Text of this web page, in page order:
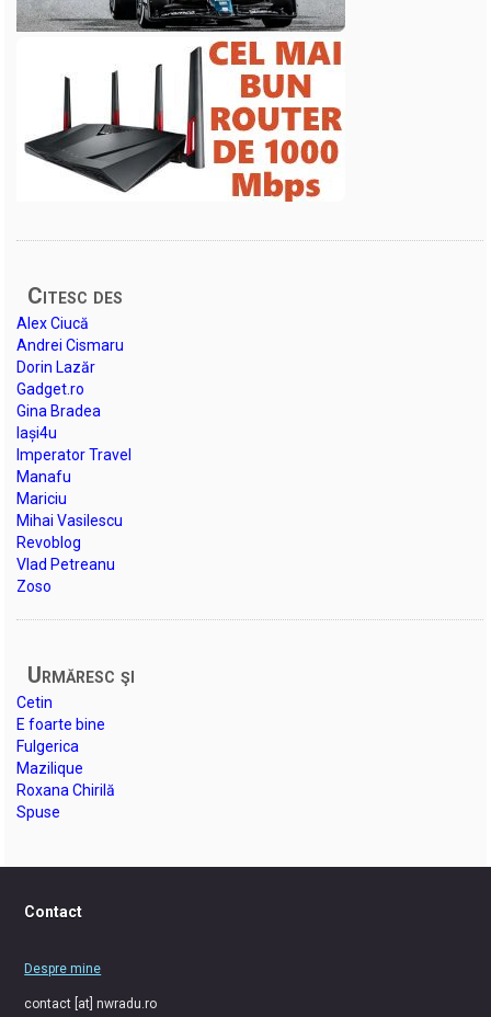
Citesc des
Alex Ciucă
Andrei Cismaru
Dorin Lazăr
Gadget.ro
Gina Bradea
Iași4u
Imperator Travel
Manafu
Mariciu
Mihai Vasilescu
Revoblog
Vlad Petreanu
Zoso
Urmăresc şi
Cetin
E foarte bine
Fulgerica
Mazilique
Roxana Chirilă
Spuse
Contact
Despre mine
contact [at] nwradu.ro